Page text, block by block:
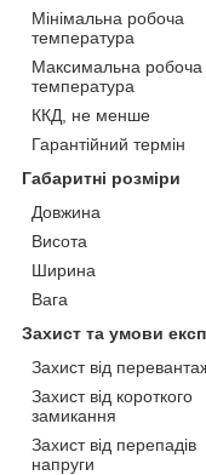
Мінімальна робоча
температура
Максимальна робоча
температура
ККД, не менше
Гарантійний термін
Габаритні розміри
Довжина
Висота
Ширина
Вага
Захист та умови
Захист від
Захист від короткого
замикання
Захист від перепадів
напруги